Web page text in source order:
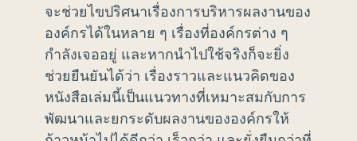
จะช่วยไขปริศนาเรื่องการบริหารผลงานของ
องค์กรได้ในหลาย ๆ เรื่องที่องค์กรต่าง ๆ
กำลังเจออยู่ และหากนำไปใช้จริงก็จะยิ่ง
ช่วยยืนยันได้ว่า เรื่องราวและแนวคิดของ
หนังสือเล่มนี้เป็นแนวทางที่เหมาะสมกับการ
พัฒนาและยกระดับผลงานขององค์กรให้